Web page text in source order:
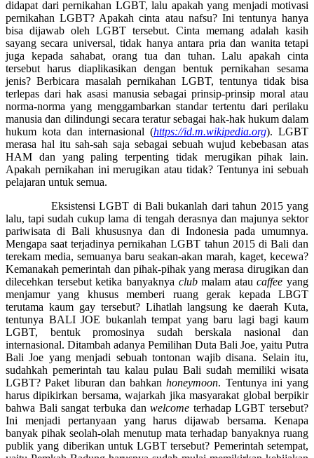
didapat dari pernikahan LGBT, lalu apakah yang menjadi motivasi
pernikahan LGBT? Apakah cinta atau nafsu? Ini tentunya hanya
bisa dijawab oleh LGBT tersebut. Cinta memang adalah kasih
sayang secara universal, tidak hanya antara pria dan wanita tetapi
juga kepada sahabat, orang tua dan tuhan. Lalu apakah cinta
tersebut harus diaplikasikan dengan bentuk pernikahan sesama
jenis? Berbicara masalah pernikahan LGBT, tentunya tidak bisa
terlepas dari hak asasi manusia sebagai prinsip-prinsip moral atau
norma-norma yang menggambarkan standar tertentu dari perilaku
manusia dan dilindungi secara teratur sebagai hak-hak hukum dalam
hukum kota dan internasional (https://id.m.wikipedia.org). LGBT
merasa hal itu sah-sah saja sebagai sebuah wujud kebebasan atas
HAM dan yang paling terpenting tidak merugikan pihak lain.
Apakah pernikahan ini merugikan atau tidak? Tentunya ini sebuah
pelajaran untuk semua.
Eksistensi LGBT di Bali bukanlah dari tahun 2015 yang
lalu, tapi sudah cukup lama di tengah derasnya dan majunya sektor
pariwisata di Bali khususnya dan di Indonesia pada umumnya.
Mengapa saat terjadinya pernikahan LGBT tahun 2015 di Bali dan
terekam media, semuanya baru seakan-akan marah, kaget, kecewa?
Kemanakah pemerintah dan pihak-pihak yang merasa dirugikan dan
dilecehkan tersebut ketika banyaknya clubmalam ataucaffee yang
menjamur yang khusus memberi ruang gerak kepada LBGT
terutama kaum gay tersebut? Lihatlah langsung ke daerah Kuta,
tentunya BALI JOE bukanlah tempat yang baru lagi bagi kaum
LGBT, bentuk promosinya sudah berskala nasional dan
internasional. Ditambah adanya Pemilihan Duta Bali Joe, yaitu Putra
Bali Joe yang menjadi sebuah tontonan wajib disana. Selain itu,
sudahkah pemerintah tau kalau pulau Bali sudah memiliki wisata
LGBT? Paket liburan dan bahkanhoneymoon. Tentunya ini yang
harus dipikirkan bersama, wajarkah jika masyarakat global berpikir
bahwa Bali sangat terbuka danwelcome terhadap LGBT tersebut?
Ini menjadi pertanyaan yang harus dijawab bersama. Kenapa
banyak pihak seolah-olah menutup mata terhadap banyaknya ruang
publik yang diberikan untuk LGBT tersebut? Pemerintah setempat,